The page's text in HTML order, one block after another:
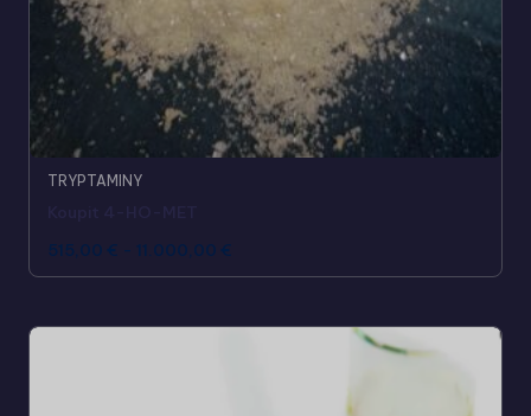
TRYPTAMINY
515,00 € - 11.000,00 €